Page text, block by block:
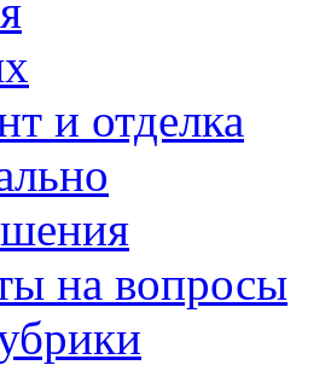
и отделка
на вопросы